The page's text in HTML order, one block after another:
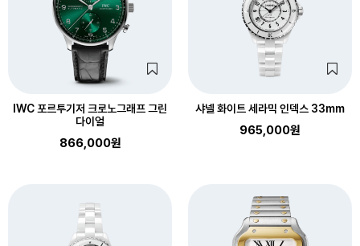
IWC 포르투기저 크로노그래프 그린
다이얼
866,000원
샤넬 화이트 세라믹 인덱스 33mm
965,000원